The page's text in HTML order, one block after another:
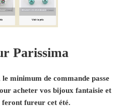
Parissima
le minimum de commande passe
acheter vos bijoux fantaisie et
feront fureur cet été.